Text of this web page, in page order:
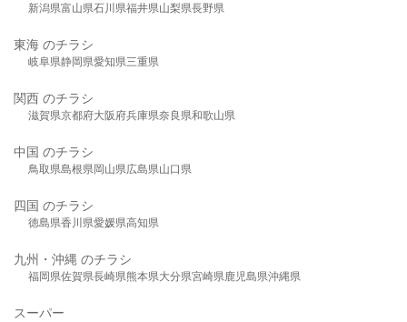
新潟県富山県石川県福井県山梨県長野県
東海 のチラシ
岐阜県静岡県愛知県三重県
関西 のチラシ
滋賀県京都府大阪府兵庫県奈良県和歌山県
中国 のチラシ
鳥取県島根県岡山県広島県山口県
四国 のチラシ
徳島県香川県愛媛県高知県
九州・沖縄 のチラシ
福岡県佐賀県長崎県熊本県大分県宮崎県鹿児島県沖縄県
スーパー